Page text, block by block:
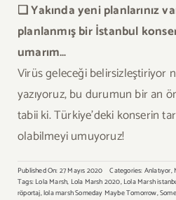
❏ Yakında yeni planlarınız
planlanmış bir İstanbul
umarım…
Virüs geleceği belirsizleştiriyor
yazıyoruz, bu durumun bir an
tabii ki. Türkiye’deki konserin
olabilmeyi umuyoruz!
Published On: 27 Mayıs 2020 Categories:Anlatıyor,
Tags:Lola Marsh, Lola Marsh 2020,Lola Marsh
röportaj,lola marsh Someday Maybe Tomorrow,